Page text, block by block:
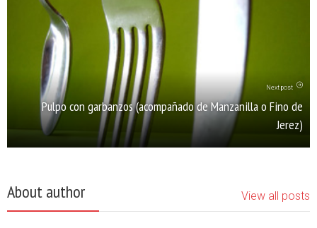
Next post
Pulpo con garbanzos (acompañado de Manzanilla o Fino de
Jerez)
About author View all posts